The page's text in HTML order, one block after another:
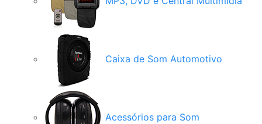
Caixa de Som Automotivo
Acessórios para Som